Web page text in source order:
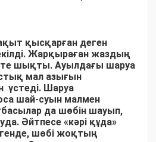
қысқарған деген
Жарқыраған жаздың
шықты. Ауылдағы шаруа
мал азығын
үстеді. Шаруа
шай-суын малмен
да шөбін шауып,
Әйтпесе «кәрі құда»
шөбі жоқтың